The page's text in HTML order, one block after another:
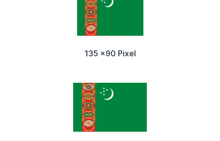
135 x90 Pixel